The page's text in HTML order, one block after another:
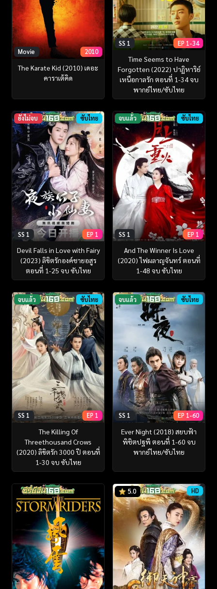
Movie 2010
The Karate Kid (2010) เดอะ
คาราเต้คิด
SS 1 EP 1-34
Time Seems to Have
Forgotten (2022) ปาฏิหาริย์
เหนือกาลรัก ตอนที่ 1-34 จบ
พากย์ไทย/ซับไทย
ยังไม่จบ ซับไทย
SS 1 EP 1
Devil Falls in Love with Fairy
(2023) ลิขิตรักองค์ชายอสูร
ตอนที่ 1-25 จบ ซับไทย
จบแล้ว ซับไทย
SS 1 EP 1
And The Winner Is Love
(2020) ไฟผลาญจันทร์ ตอนที่
1-48 จบ ซับไทย
จบแล้ว ซับไทย
SS 1 EP 1
The Killing Of
Threethousand Crows
(2020) ลิขิตรัก 3000 ปี ตอนที่
1-30 จบ ซับไทย
จบแล้ว ซับไทย
SS 1 EP 1-60
Ever Night (2018) สยบฟ้า
พิชิตปฐพี ตอนที่ 1-60 จบ
พากย์ไทย/ซับไทย
5.0 HD